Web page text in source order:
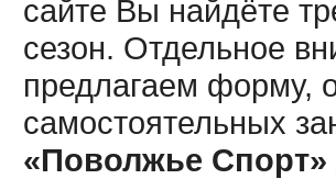
сайте Вы найдёте
сезон. Отдельное
предлагаем форму,
самостоятельных
«Поволжье Спорт»